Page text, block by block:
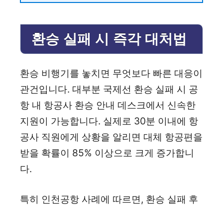
환승 실패 시 즉각 대처법
환승 비행기를 놓치면 무엇보다 빠른 대응이
관건입니다. 대부분 국제선 환승 실패 시 공
항 내 항공사 환승 안내 데스크에서 신속한
지원이 가능합니다. 실제로 30분 이내에 항
공사 직원에게 상황을 알리면 대체 항공편을
받을 확률이 85% 이상으로 크게 증가합니
다.
특히 인천공항 사례에 따르면, 환승 실패 후